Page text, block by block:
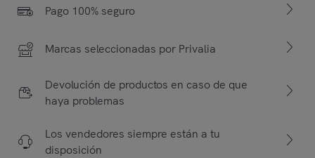
Pago 100% seguro
Marcas seleccionadas por Privalia
Devolución de productos en caso de que
haya problemas
Los vendedores siempre están a tu
disposición